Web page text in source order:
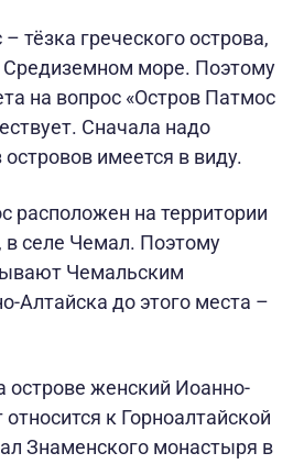
тёзка греческого острова,
Средиземном море. Поэтому
на вопрос «Остров Патмос
Сначала надо
островов имеется в виду.
расположен на территории
в селе Чемал. Поэтому
Чемальским
Алтайска до этого места –
острове женский Иоанно-
к Горноалтайской
Знаменского монастыря в